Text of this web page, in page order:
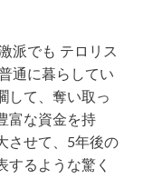
派でも テロリス
通に暮らしてい
して、奪い取っ
富な資金を持
させて、5年後の
するような驚く